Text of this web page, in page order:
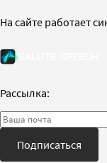
На сайте работает
Рассылка:
Подписаться